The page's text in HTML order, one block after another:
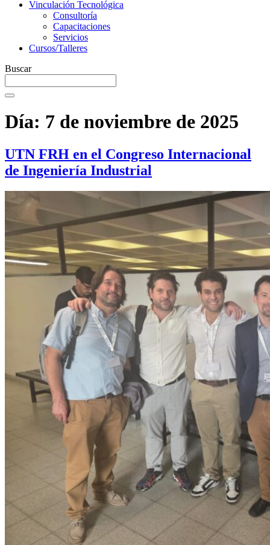
Vinculación Tecnológica
Consultoría
Capacitaciones
Servicios
Cursos/Talleres
Buscar
Día: 7 de noviembre de 2025
UTN FRH en el Congreso Internacional
de Ingeniería Industrial